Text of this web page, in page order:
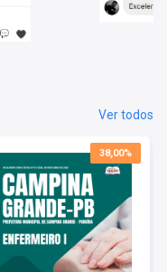
Ver todos
38,00%